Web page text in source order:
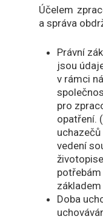
Účelem
a správa
Právní
jsou
v rámci
pro
opatření.
vedení
Doba